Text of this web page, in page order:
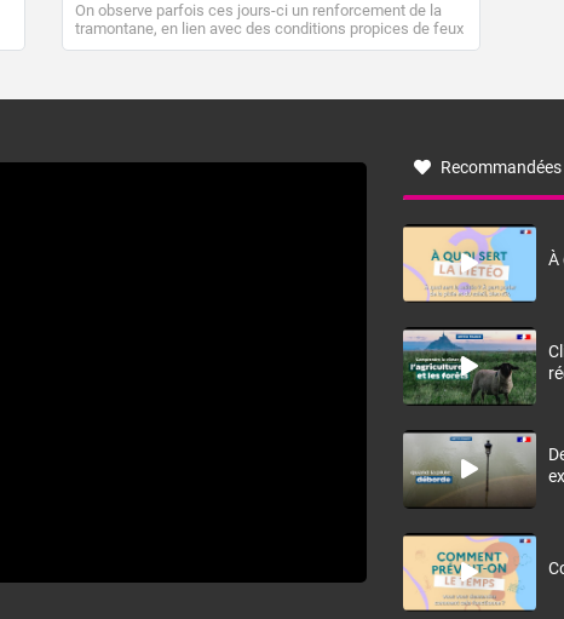
On observe parfois ces jours-ci un renforcement de la
tramontane, en lien avec des conditions propices de feux
de forêt. Mais qu'est-ce que la tramontane ? Quelles sont
à nord-ouest, dans un secteur qui part du Roussillon à la
monts, en allusion aux régions montagneuses d’où
Recommandées
À